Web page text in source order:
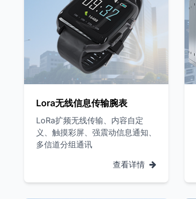
Lora无线信息传输腕表
LoRa扩频无线传输、内容自定
义、触摸彩屏、强震动信息通知、
多信道分组通讯
查看详情